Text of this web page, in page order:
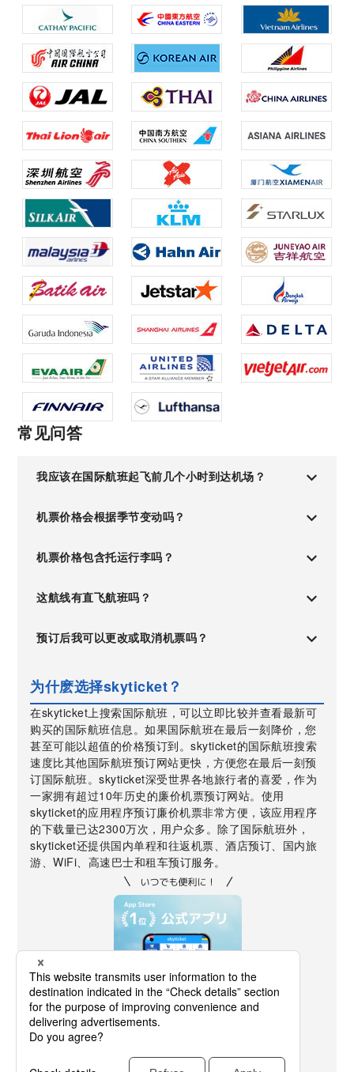
常见问答
我应该在国际航班起飞前几个小时到达机场？
机票价格会根据季节变动吗？
机票价格包含托运行李吗？
这航线有直飞航班吗？
预订后我可以更改或取消机票吗？
为什麽选择skyticket？
在skyticket上搜索国际航班，可以立即比较并查看最新可
购买的国际航班信息。如果国际航班在最后一刻降价，您
甚至可能以超值的价格预订到。skyticket的国际航班搜索
速度比其他国际航班预订网站更快，方便您在最后一刻预
订国际航班。skyticket深受世界各地旅行者的喜爱，作为
一家拥有超过10年历史的廉价机票预订网站。使用
skyticket的应用程序预订廉价机票非常方便，该应用程序
的下载量已达2300万次，用户众多。除了国际航班外，
skyticket还提供国内单程和往返机票、酒店预订、国内旅
游、WiFi、高速巴士和租车预订服务。